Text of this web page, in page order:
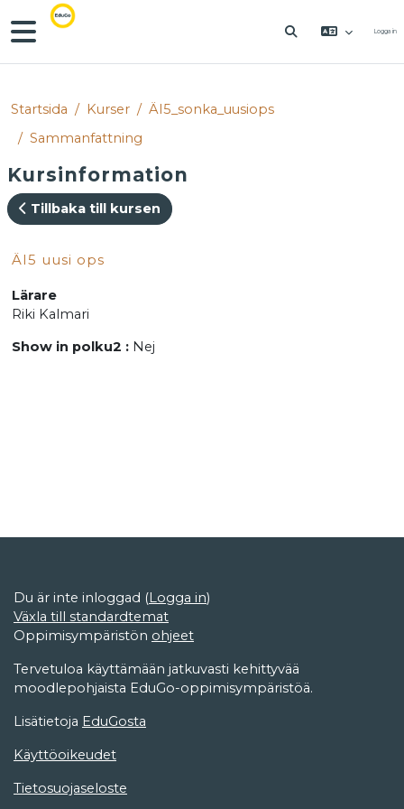
Gå direkt till huvudinnehåll
Sidopanel
VÄXLA Logga in
Startsida Kurser
ÄI5_sonka_uusiops
Sammanfattning
Kursinformation
Tillbaka till kursen
ÄI5 uusi ops
Lärare
Riki Kalmari
Show in polku2 : Nej
Du är inte inloggad (Logga in)
Växla till standardtemat
Oppimisympäristön ohjeet
Tervetuloa käyttämään jatkuvasti kehittyvää
moodlepohjaista EduGo-oppimisympäristöä.
Lisätietoja EduGosta
Käyttöoikeudet
Tietosuojaseloste